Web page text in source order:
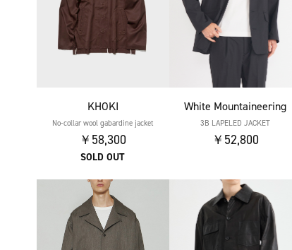
KHOKI
No-collar wool gabardine jacket
￥58,300
SOLD OUT
White Mountaineering
3B LAPELED JACKET
￥52,800